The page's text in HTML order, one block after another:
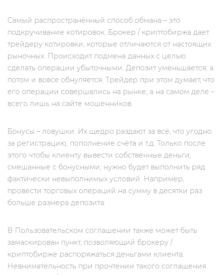
Самый распространённый способ обмана – это
подкручивание котировок. Брокер / криптобиржа дает
трейдеру котировки, которые отличаются от настоящих
рыночных. Происходит подмена данных с целью
сделать операции убыточными. Депозит уменьшается, а
потом и вовсе обнуляется. Трейдер при этом думает, что
его операции совершались на рынке, а на самом деле –
всего лишь на сайте мошенников.
Бонусы – ловушки. Их щедро раздают за всё, что угодно:
за регистрацию, пополнение счёта и т.д. Только после
этого чтобы клиенту вывести собственные деньги,
смешанные с бонусными, нужно будет выполнить ряд
фактически невыполнимых условий. Например,
провести торговых операций на сумму в десятки раз
больше размера депозита.
В Пользовательском соглашении также может быть
замаскирован пункт, позволяющий брокеру /
криптобирже распоряжаться деньгами клиента.
Невнимательность при прочтении такого соглашения